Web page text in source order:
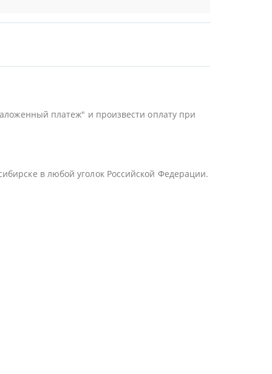
платеж" и произвести оплату при
в любой уголок Российской Федерации.